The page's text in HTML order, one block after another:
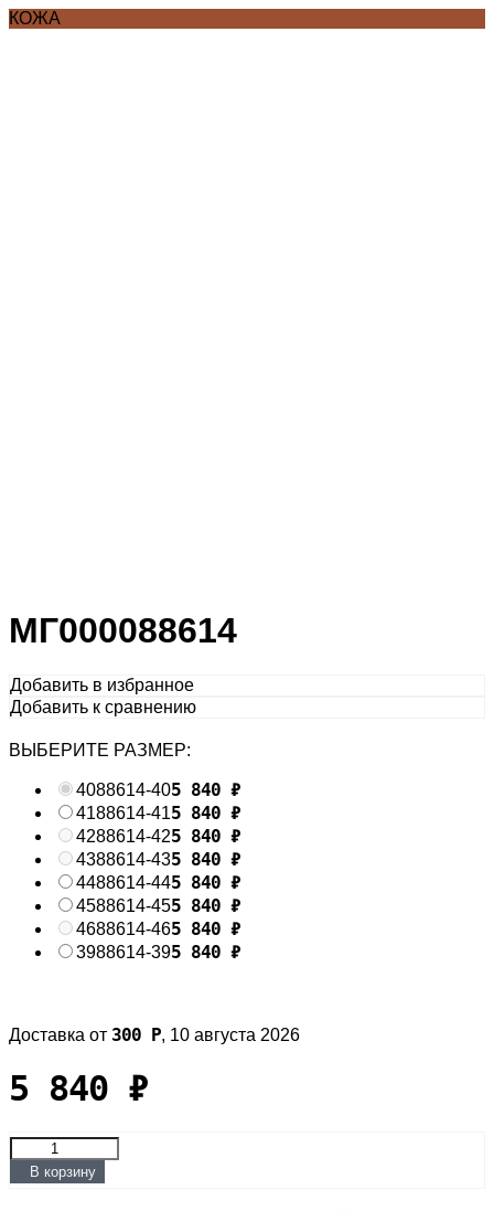
КОЖА
МГ000088614
Добавить в избранное
Добавить к сравнению
ВЫБЕРИТЕ РАЗМЕР:
4088614-405 840 ₽
4188614-415 840 ₽
4288614-425 840 ₽
4388614-435 840 ₽
4488614-445 840 ₽
4588614-455 840 ₽
4688614-465 840 ₽
3988614-395 840 ₽
Доставка от 300 Р, 10 августа 2026
5 840 ₽
В корзину